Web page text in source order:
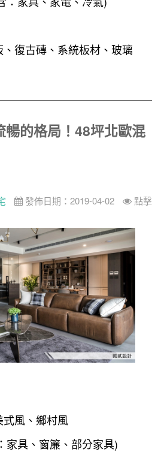
復古磚、系統板材、玻璃
的格局！48坪北歐混
發佈日期：2019-04-02
點擊
風、鄉村風
家具、窗簾、部分家具)